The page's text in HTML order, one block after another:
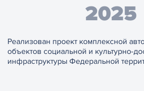
2025
Реализован проект комплексной
объектов социальной и культурно-
инфраструктуры Федеральной